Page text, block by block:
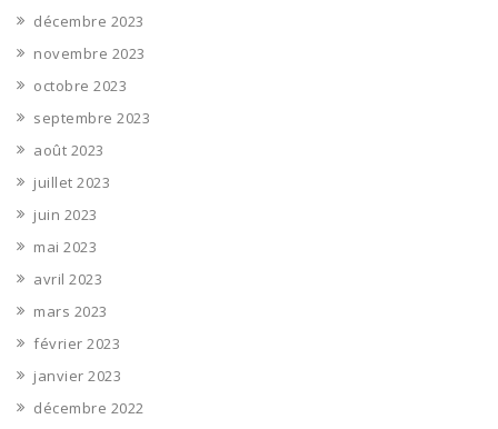
décembre 2023
novembre 2023
octobre 2023
septembre 2023
août 2023
juillet 2023
juin 2023
mai 2023
avril 2023
mars 2023
février 2023
janvier 2023
décembre 2022